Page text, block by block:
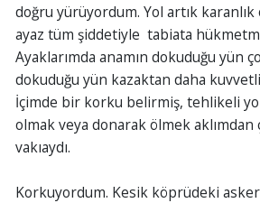
doğru yürüyordum. Yol artık karanlık
ayaz tüm şiddetiyle tabiata
Ayaklarımda anamın dokuduğu yün
dokuduğu yün kazaktan daha
İçimde bir korku belirmiş, tehlikeli
olmak veya donarak ölmek aklımdan
vakıaydı.
Korkuyordum. Kesik köprüdeki